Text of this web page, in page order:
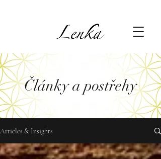
Články a postřehy
Articles & Insights